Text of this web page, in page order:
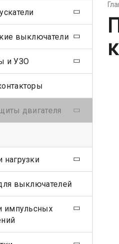
выключатели
и УЗО
двигателя
нагрузки
выключателей
импульсных